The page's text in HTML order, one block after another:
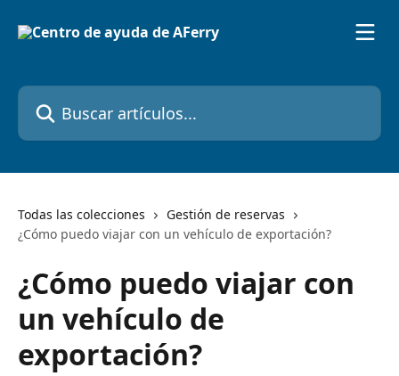
Buscar artículos...
Todas las colecciones
Gestión de reservas
¿Cómo puedo viajar con un vehículo de exportación?
¿Cómo puedo viajar con
un vehículo de
exportación?